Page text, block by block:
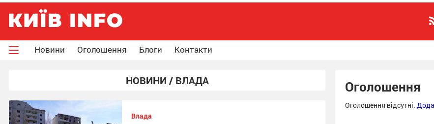
Новини Оголошення Блоги Контакти
НОВИНИ / ВЛАДА
Влада
Оголошення
Оголошення відсутні.